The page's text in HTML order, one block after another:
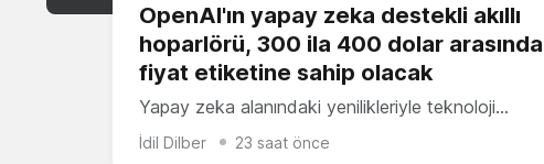
OpenAI'ın yapay zeka destekli akıllı
hoparlörü, 300 ila 400 dolar arasında
fiyat etiketine sahip olacak
Yapay zeka alanındaki yenilikleriyle teknoloji…
İdil Dilber 23 saat önce